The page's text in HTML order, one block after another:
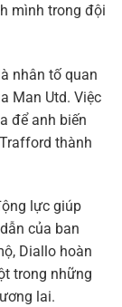
mình trong đội
nhân tố quan
Man Utd. Việc
để anh biến
thành
lực giúp
của ban
Diallo hoàn
trong những
lai.